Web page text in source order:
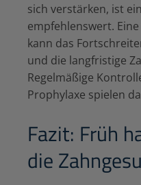
sich verstärken, ist
empfehlenswert.
kann das
und die langfristige
Regelmäßige
Prophylaxe spielen
Fazit: Früh
die